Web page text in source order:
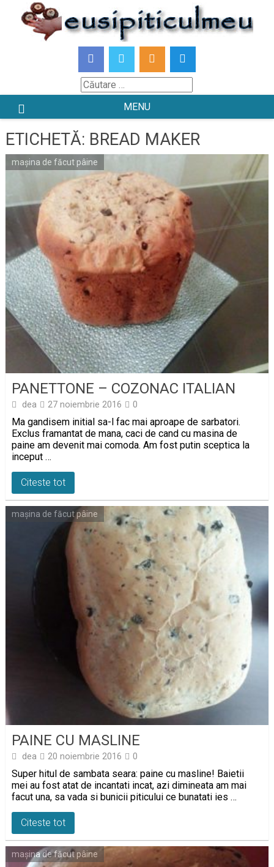
content
Căutare
MENU
ETICHETĂ: BREAD MAKER
mașina de făcut pâine
PANETTONE – COZONAC ITALIAN
dea 27 noiembrie 2016 0
Ma gandisem initial sa-l fac mai aproape de sarbatori.
Exclus framantat de mana, caci de cand cu masina de
paine am devenit mai comoda. Am fost putin sceptica la
inceput …
Citeste tot
mașina de făcut pâine
PAINE CU MASLINE
dea 20 noiembrie 2016 0
Super hitul de sambata seara: paine cu masline! Baietii
mei au fost atat de incantati incat, azi dimineata am mai
facut una, sa vada si bunicii piticului ce bunatati ies …
Citeste tot
mașina de făcut pâine